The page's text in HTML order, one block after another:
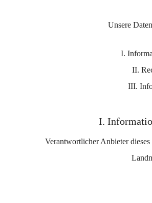
Unsere
I.
II.
III.
I.
Verantwortlicher Anbieter